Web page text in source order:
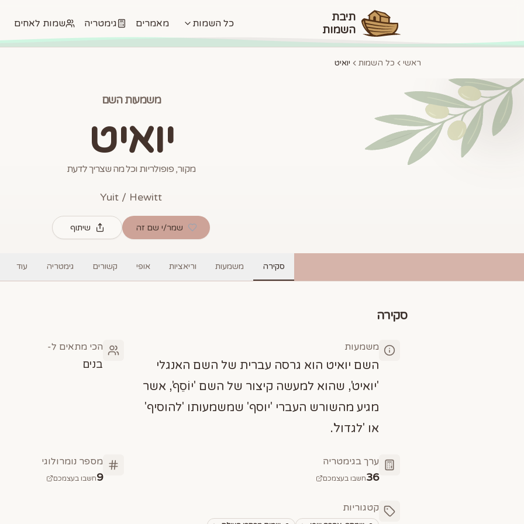
תיבת
השמות
כל השמות מאמרים גימטריה שמות לאחים
ראשי כל השמות יואיט
משמעות השם
יואיט
מקור, פופולריות וכל מה שצריך לדעת
Yuit / Hewitt
שמר/י שם זה שיתוף
סקירה משמעות וריאציות אופי קשורים גימטריה עוד
סקירה
משמעות
השם יואיט הוא גרסה עברית של השם האנגלי
'יואיט', שהוא למעשה קיצור של השם 'יוֹסֵף', אשר
מגיע מהשורש העברי 'יוסף' שמשמעותו 'להוסיף'
או 'לגדול'.
הכי מתאים ל-
בנים
ערך בגימטריה
36חשבו בעצמכם
מספר נומרולוגי
9חשבו בעצמכם
קטגוריות